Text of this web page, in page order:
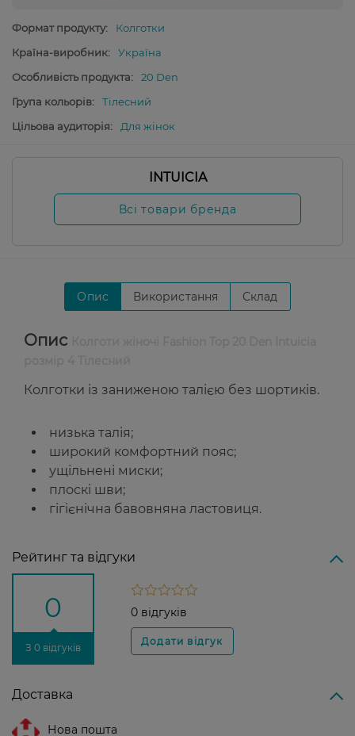
Формат продукту:
Колготки
Країна-виробник:
Україна
Особливість продукта:
20 Den
Група кольорів:
Тілесний
Цільова аудиторія:
Для жінок
INTUICIA
Всі товари бренда
Опис Використання Склад
Опис
Колготки із заниженою талією без шортиків.
низька талія;
широкий комфортний пояс;
ущільнені миски;
плоскі шви;
гігієнічна бавовняна ластовиця.
Рейтинг та відгуки
0
З 0 відгуків
0 відгуків
Доставка
Нова пошта